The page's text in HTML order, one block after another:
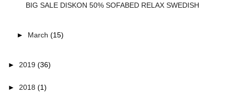
BIG SALE DISKON 50% SOFABED RELAX SWEDISH
► March (15)
► 2019 (36)
► 2018 (1)